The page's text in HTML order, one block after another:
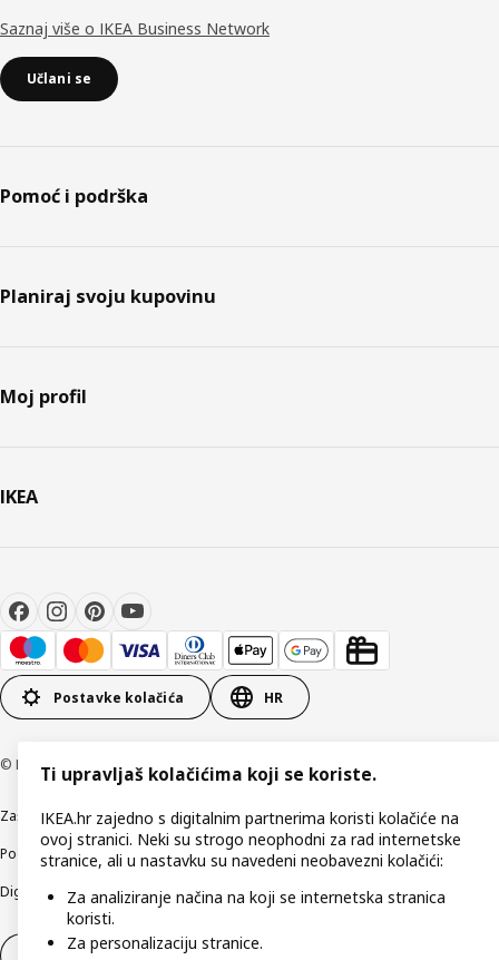
Saznaj više o IKEA Business Network
Učlani se
Pomoć i podrška
Planiraj svoju kupovinu
Moj profil
IKEA
Postavke kolačića HR
© Inter IKEA Systems B.V 1999-2026
Zaštita privatnostiKako koristimo kolačiće (Cookies) Uvjeti poslovanja
Podaci o tvrtki IKEA HrvatskaEtično otkrivanje sigurnosnih nedostataka
Digitalna pristupačnost
Jednostrani raskid ugovora
Ti upravljaš kolačićima koji se koriste.
IKEA.hr zajedno s digitalnim partnerima koristi kolačiće na
ovoj stranici. Neki su strogo neophodni za rad internetske
stranice, ali u nastavku su navedeni neobavezni kolačići:
Za analiziranje načina na koji se internetska stranica
koristi.
Za personalizaciju stranice.